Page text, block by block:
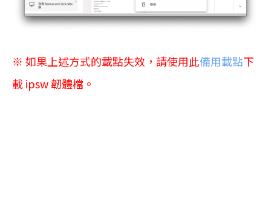
※ 如果上述方式的載點失效，請使用此備用載點下
載 ipsw 韌體檔。